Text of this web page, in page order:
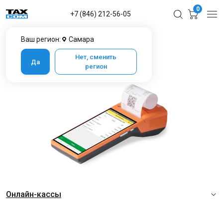
Ваш регион: Самара
Да
Нет, сменить
регион
+7 (846) 212-56-05
0
Каталог товаров в Самаре
Онлайн-кассы